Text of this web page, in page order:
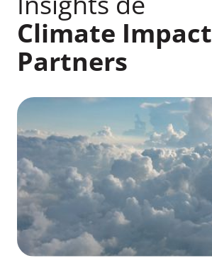
Climate Impact
Partners